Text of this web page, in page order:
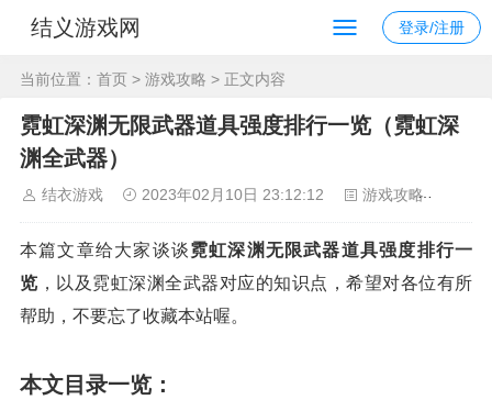
结义游戏网 登录/注册
当前位置： 首页 > 游戏攻略 > 正文内容
霓虹深渊无限武器道具强度排行一览（霓虹深
渊全武器）
结衣游戏 2023年02月10日 23:12:12 游戏攻略
本篇文章给大家谈谈霓虹深渊无限武器道具强度排行一
览 ，以及霓虹深渊全武器对应的知识点，希望对各位有所
帮助，不要忘了收藏本站喔。
本文目录一览：